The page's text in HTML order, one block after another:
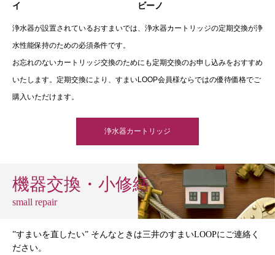
イ
ビーノ
浄水器が設置されているおすまいでは、浄水器カートリッジの定期交換が浄
水性能保持のための必須条件です。
お忘れのないカートリッジ交換のためにも定期交換のお申し込みをおすすめ
いたします。定期交換により、すまいLOOP会員様ならではの優待価格でご
購入いただけます。
浄水器カートリッジ
機器交換・小修繕
small repair
”すまいを直したい” そんなときは三井のすまいLOOPにご連絡く
ださい。